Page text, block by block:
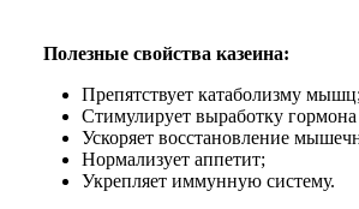
Снижение веса
НАЗАД
Полезные свойства казеина:
Препятствует катаболизму мышц;
Стимулирует выработку гормона
Ускоряет восстановление
Нормализует аппетит;
Укрепляет иммунную систему.